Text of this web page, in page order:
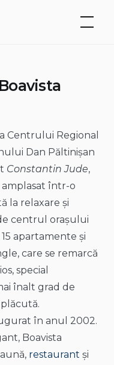
Centrului Regional
Dan Păltinișan
Constantin Jude,
amplasat într-o
la relaxare și
centrul orașului
apartamente și
care se remarcă
special
înalt grad de
în anul 2002.
Boavista
restaurant și